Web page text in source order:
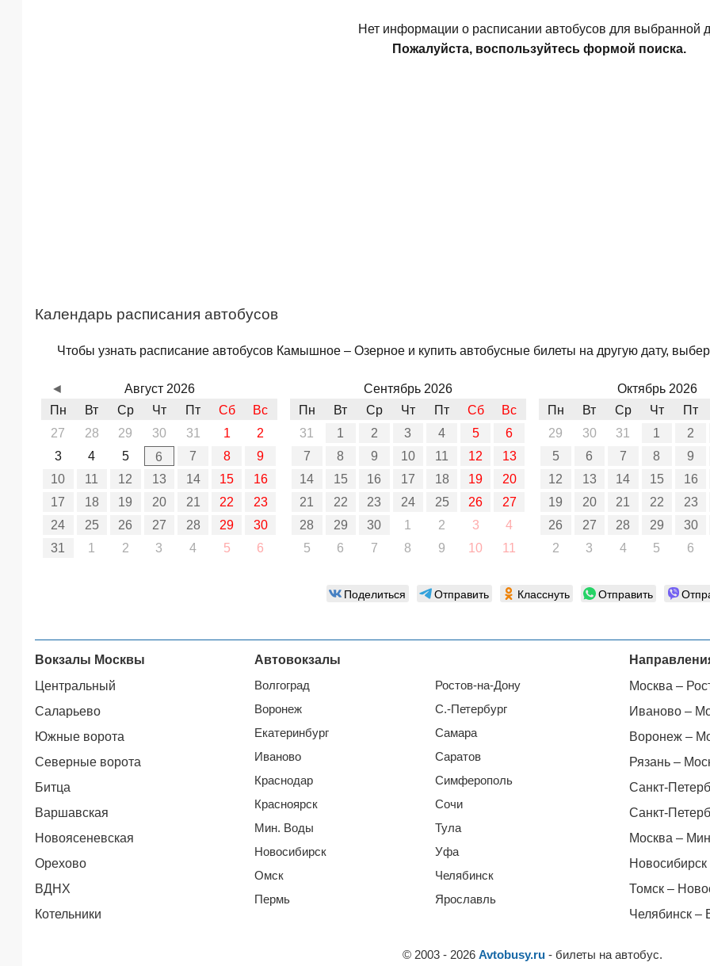
Нет информации о расписании автобусов для выбранной
Пожалуйста, воспользуйтесь формой поиска.
Календарь расписания автобусов
Чтобы узнать расписание автобусов Камышное – Озерное и купить автобусные билеты на другую дату,
Август 2026
Пн
Вт Ср Чт Пт Сб
Вс
27
28 29 30 31 1
2
3
4 5 6 7 8
9
10
11 12 13 14 15
16
17
18 19 20 21 22
23
24
25 26 27 28 29
30
31
1 2 3 4 5 6
Сентябрь 2026
Пн
Вт Ср Чт Пт Сб
Вс
31
1 2 3 4 5
6
7
8 9 10 11 12
13
14
15 16 17 18 19
20
21
22 23 24 25 26
27
28
29 30 1 2 3
4
5
6 7 8 9 10 11
Октябрь 2026
Пн
Вт Ср Чт
Пт
29
30 31 1
2
5
6 7 8
9
12
13 14 15
16
19
20 21 22
23
26
27 28 29
30
2
3 4 5 6
◄
Поделиться Отправить Класснуть Отправить
Вокзалы Москвы
Центральный
Саларьево
Южные ворота
Северные ворота
Битца
Варшавская
Новоясеневская
Орехово
ВДНХ
Котельники
Автовокзалы
Волгоград
Воронеж
Екатеринбург
Иваново
Краснодар
Красноярск
Мин. Воды
Новосибирск
Омск
Пермь
Ростов-на-Дону
С.-Петербург
Самара
Саратов
Симферополь
Сочи
Тула
Уфа
Челябинск
Ярославль
Москва –
Иваново –
Воронеж –
Рязань –
Санкт-
Санкт-
Москва –
Томск –
Челябинск –
© 2003 - 2026 Avtobusy.ru - билеты на автобус.